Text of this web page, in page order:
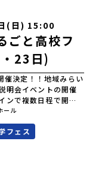
(日) 15:00
ごと高校フ
23日)
催決定！！地域みらい
明会イベントの開催
ンで複数日程で開催
皆様にお会いでき
下の「申し込む」
。\ 地域みらい留学高
日時2026年8月22日
15:00場所東京
ール
フェス